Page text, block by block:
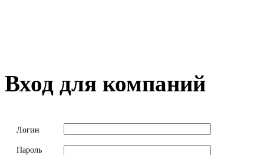
Вход для компаний
Логин
Пароль